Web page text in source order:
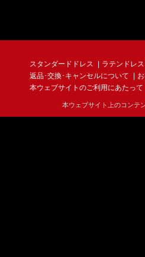
スタンダードドレス ラテンドレス
返品･交換･キャンセルについて
本ウェブサイトのご利用にあたって
本ウェブサイト上のコンテ